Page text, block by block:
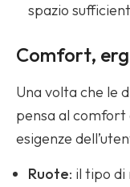
spazio
Comfort,
Una volta che le
pensa al comfort
esigenze
Ruote: il tipo